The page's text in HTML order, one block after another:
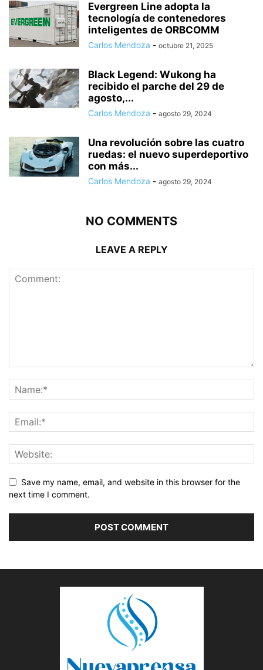
Evergreen Line adopta la
tecnología de contenedores
inteligentes de ORBCOMM
Carlos Mendoza - octubre 21, 2025
Black Legend: Wukong ha
recibido el parche del 29 de
agosto,...
Carlos Mendoza - agosto 29, 2024
Una revolución sobre las cuatro
ruedas: el nuevo superdeportivo
con más...
Carlos Mendoza - agosto 29, 2024
NO COMMENTS
LEAVE A REPLY
Save my name, email, and website in this browser for the
next time I comment.